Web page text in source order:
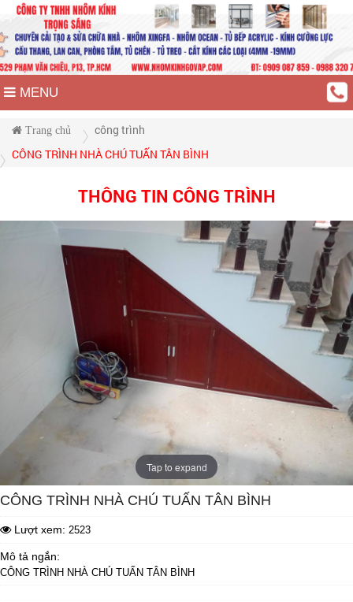
MENU
Trang chủ
công trình
CÔNG TRÌNH NHÀ CHÚ TUẤN TÂN BÌNH
THÔNG TIN CÔNG TRÌNH
Tap to expand
CÔNG TRÌNH NHÀ CHÚ TUẤN TÂN BÌNH
Lượt xem: 2523
Mô tả ngắn:
CÔNG TRÌNH NHÀ CHÚ TUẤN TÂN BÌNH